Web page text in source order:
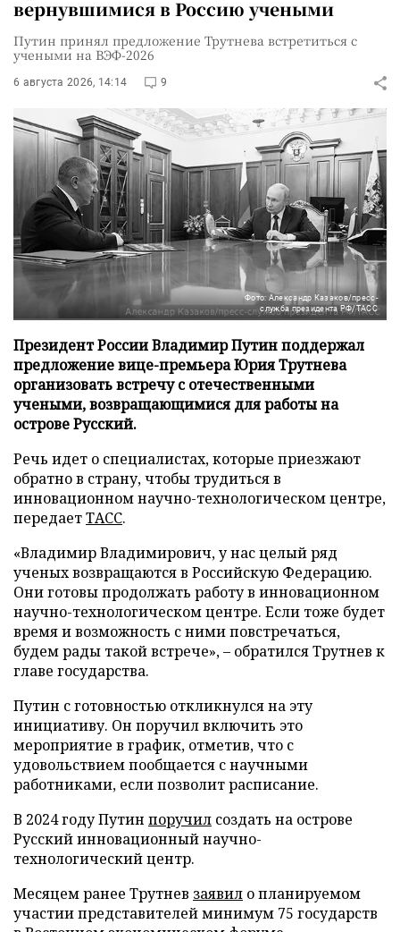
вернувшимися в Россию учеными
Путин принял предложение Трутнева встретиться с
учеными на ВЭФ-2026
6 августа 2026, 14:14 9
Фото: Александр Казаков/пресс-
служба президента РФ/ТАСС
Президент России Владимир Путин поддержал
предложение вице-премьера Юрия Трутнева
организовать встречу с отечественными
учеными, возвращающимися для работы на
острове Русский.
Речь идет о специалистах, которые приезжают
обратно в страну, чтобы трудиться в
инновационном научно-технологическом центре,
передаетТАСС.
«Владимир Владимирович, у нас целый ряд
ученых возвращаются в Российскую Федерацию.
Они готовы продолжать работу в инновационном
научно-технологическом центре. Если тоже будет
время и возможность с ними повстречаться,
будем рады такой встрече», – обратился Трутнев к
главе государства.
Путин с готовностью откликнулся на эту
инициативу. Он поручил включить это
мероприятие в график, отметив, что с
удовольствием пообщается с научными
работниками, если позволит расписание.
В 2024 году Путин поручил создать на острове
Русский инновационный научно-
технологический центр.
Месяцем ранее Трутнев заявил о планируемом
участии представителей минимум 75 государств